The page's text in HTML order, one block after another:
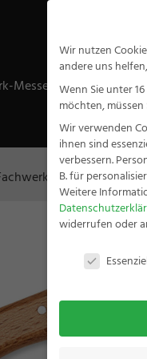
Messer
Schälmesser-
Wir nutzen
andere uns
Wenn Sie unter
möchten,
Wir verwenden
ihnen sind
verbessern.
B. für
Weitere
widerrufen oder